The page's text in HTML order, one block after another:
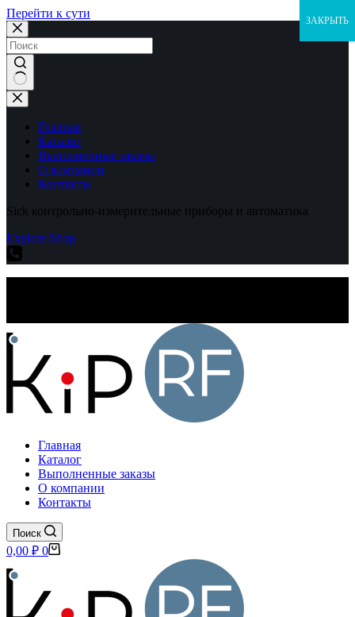
Перейти к сути
Ничего
не
найденоГлавная
Каталог
Выполненные заказы
О компании
Контакты
Sick контрольно-измерительные приборы и автоматика
Explore Shop
Главная
Каталог
Выполненные заказы
О компании
Контакты
Поиск
Корзина
0,00 ₽ 0
ЗАКРЫТЬ